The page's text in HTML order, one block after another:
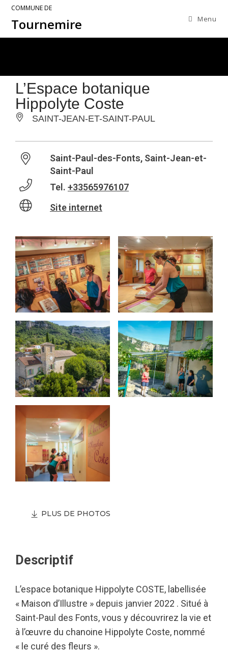
COMMUNE DE
Tournemire Menu
L’Espace botanique
Hippolyte Coste
SAINT-JEAN-ET-SAINT-PAUL
Saint-Paul-des-Fonts, Saint-Jean-et-
Saint-Paul
Tel. +33565976107
Site internet
PLUS DE PHOTOS
Descriptif
L’espace botanique Hippolyte COSTE, labellisée
« Maison d’Illustre » depuis janvier 2022 . Situé à
Saint-Paul des Fonts, vous y découvrirez la vie et
à l’œuvre du chanoine Hippolyte Coste, nommé
« le curé des fleurs ».